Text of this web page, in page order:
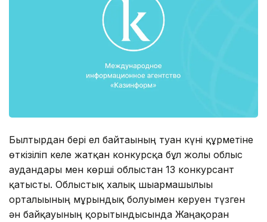
Былтырдан бері ел байтағының туған күні құрметіне
өткізіліп келе жатқан конкурсқа бұл жолы облыс
аудандары мен көрші облыстан 13 конкурсант
қатысты. Облыстық халық шығармашылығы
орталығының мұрындық болуымен керуен түзген
ән байқауының қорытындысында Жаңақорған